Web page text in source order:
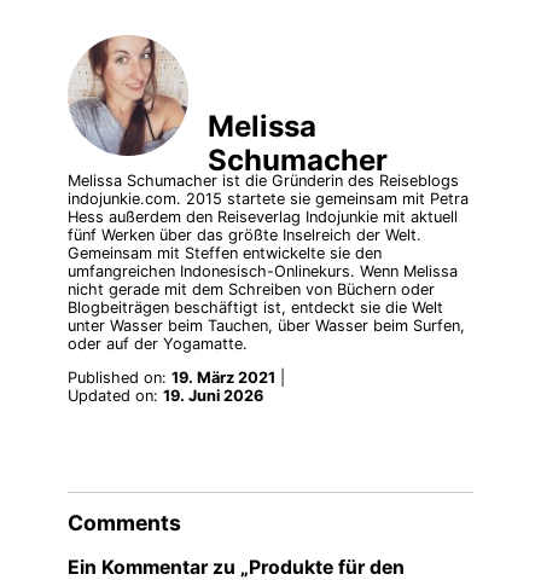
Melissa
Schumacher
Melissa Schumacher ist die Gründerin des Reiseblogs
indojunkie.com. 2015 startete sie gemeinsam mit Petra
Hess außerdem den Reiseverlag Indojunkie mit aktuell
fünf Werken über das größte Inselreich der Welt.
Gemeinsam mit Steffen entwickelte sie den
umfangreichen Indonesisch-Onlinekurs. Wenn Melissa
nicht gerade mit dem Schreiben von Büchern oder
Blogbeiträgen beschäftigt ist, entdeckt sie die Welt
unter Wasser beim Tauchen, über Wasser beim Surfen,
oder auf der Yogamatte.
Published on: 19. März 2021
Updated on: 19. Juni 2026
Comments
Ein Kommentar zu „Produkte für den